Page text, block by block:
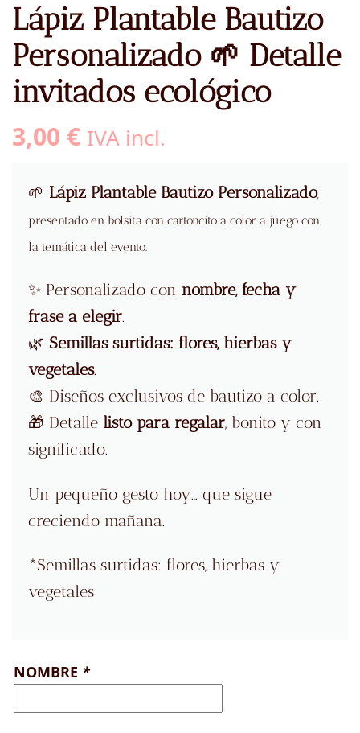
Lápiz Plantable Bautizo
Personalizado 🌱 Detalle
invitados ecológico
3,00 € IVA incl.
🌱 Lápiz Plantable Bautizo Personalizado,
presentado en bolsita con cartoncito a color a juego con
la temática del evento.
✨ Personalizado con nombre, fecha y
frase a elegir.
🌿 Semillas surtidas: flores, hierbas y
vegetales.
🎨 Diseños exclusivos de bautizo a color.
🎁 Detalle listo para regalar, bonito y con
significado.
Un pequeño gesto hoy… que sigue
creciendo mañana.
*Semillas surtidas: flores, hierbas y
vegetales
NOMBRE *